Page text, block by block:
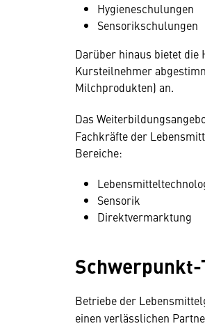
Hygieneschulungen
Sensorikschulungen
Darüber hinaus bietet die
Kursteilnehmer
Milchprodukten) an.
Das
Fachkräfte der
Bereiche:
Sensorik
Direktvermarktung
Betriebe der
einen verlässlichen